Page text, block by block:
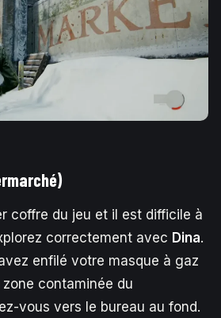
coffre du jeu et il est difficile à
correctement avec Dina.
enfilé votre masque à gaz
contaminée du
vous vers le bureau au fond.